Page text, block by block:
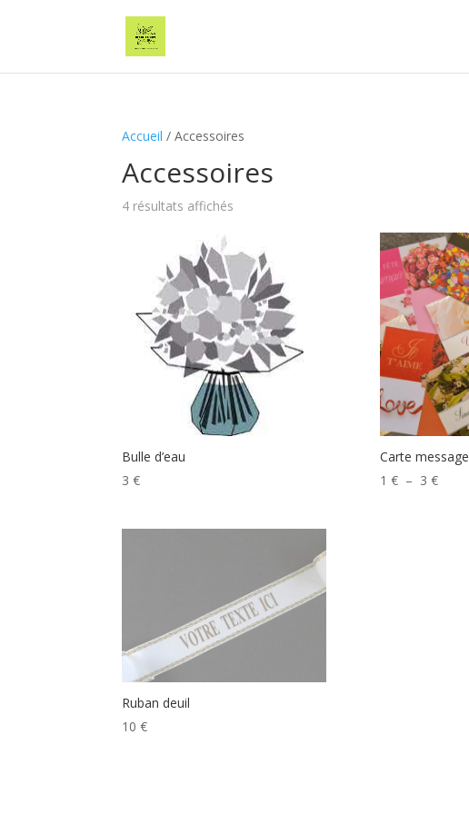
Accueil / Accessoires
Accessoires
4 résultats affichés
Bulle d’eau
3€
Carte message
1 € – 3 €Plage
Ruban deuil
10€